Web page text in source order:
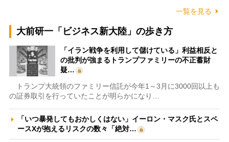
一覧を見る
大前研一「ビジネス新大陸」の歩き方
「イラン戦争を利用して儲けている」利益相反と
の批判が強まるトランプファミリーの不正蓄財
疑…
トランプ大統領のファミリー信託が今年1～3月に3000回以上も
の証券取引を行っていたことが明らかになり…
「いつ暴発してもおかしくはない」イーロン・マスク氏とスペ
ースXが抱えるリスクの数々「絶対…